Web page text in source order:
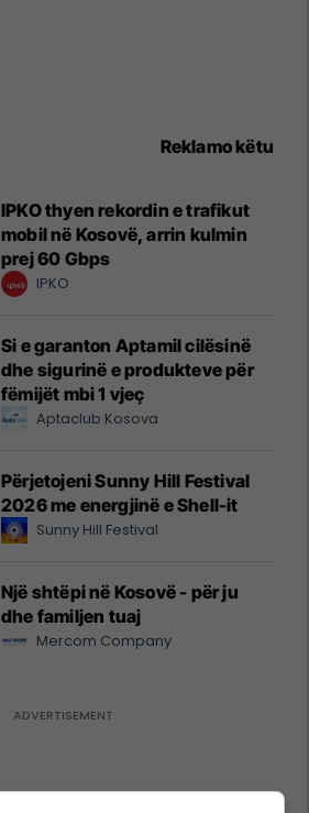
Reklamo këtu
IPKO thyen rekordin e trafikut
mobil në Kosovë, arrin kulmin
prej 60 Gbps
IPKO
Si e garanton Aptamil cilësinë
dhe sigurinë e produkteve për
fëmijët mbi 1 vjeç
Aptaclub Kosova
Përjetojeni Sunny Hill Festival
2026 me energjinë e Shell-it
Sunny Hill Festival
Një shtëpi në Kosovë - për ju
dhe familjen tuaj
Mercom Company